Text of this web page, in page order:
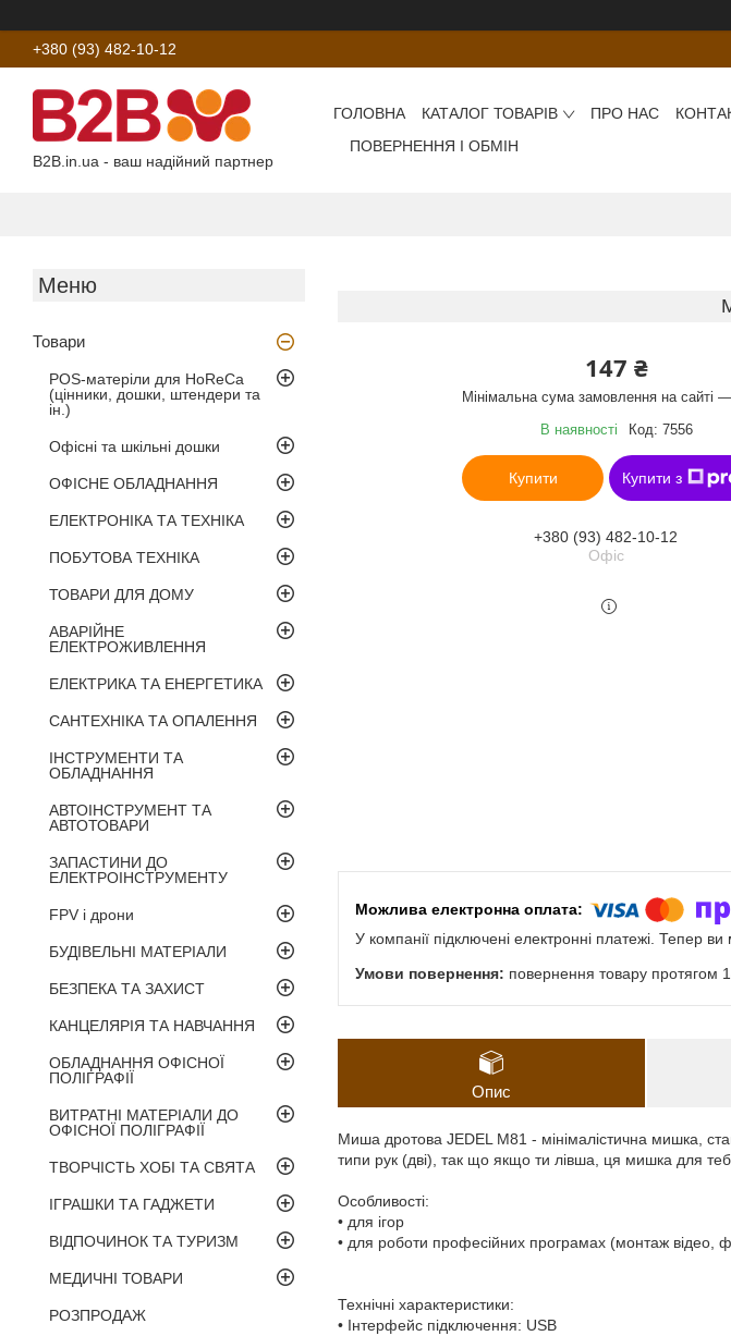
+380 (93) 482-10-12
B2B.in.ua - ваш надійний партнер
ГОЛОВНА КАТАЛОГ ТОВАРІВ ПРО НАС
ПОВЕРНЕННЯ І ОБМІН
Товари
POS-матеріли для HoReCa
(цінники, дошки, штендери та
ін.)
Офісні та шкільні дошки
ОФІСНЕ ОБЛАДНАННЯ
ЕЛЕКТРОНІКА ТА ТЕХНІКА
ПОБУТОВА ТЕХНІКА
ТОВАРИ ДЛЯ ДОМУ
АВАРІЙНЕ
ЕЛЕКТРОЖИВЛЕННЯ
ЕЛЕКТРИКА ТА ЕНЕРГЕТИКА
САНТЕХНІКА ТА ОПАЛЕННЯ
ІНСТРУМЕНТИ ТА
ОБЛАДНАННЯ
АВТОІНСТРУМЕНТ ТА
АВТОТОВАРИ
ЗАПАСТИНИ ДО
ЕЛЕКТРОІНСТРУМЕНТУ
FPV і дрони
БУДІВЕЛЬНІ МАТЕРІАЛИ
БЕЗПЕКА ТА ЗАХИСТ
КАНЦЕЛЯРІЯ ТА НАВЧАННЯ
ОБЛАДНАННЯ ОФІСНОЇ
ПОЛІГРАФІЇ
ВИТРАТНІ МАТЕРІАЛИ ДО
ОФІСНОЇ ПОЛІГРАФІЇ
ТВОРЧІСТЬ ХОБІ ТА СВЯТА
ІГРАШКИ ТА ГАДЖЕТИ
ВІДПОЧИНОК ТА ТУРИЗМ
МЕДИЧНІ ТОВАРИ
РОЗПРОДАЖ
147 ₴
Мінімальна сума замовлення на сайті
В наявності
Код: 7556
Купити Купити з
+380 (93) 482-10-12
Офіс
У компанії підключені електронні платежі. Тепер
повернення товару протягом
Опис
Миша дротова JEDEL M81 - мінімалістична мишка,
типи рук (дві), так що якщо ти лівша, ця мишка для
Особливості:
• для ігор
• для роботи професійних програмах (монтаж відео,
Технічні характеристики:
• Інтерфейс підключення: USB